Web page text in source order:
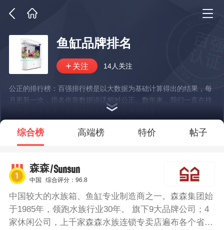
鱼缸品牌排名
14人关注
公正的排行榜：百强排行榜是以大数据为基础计算得出的结果，每
月更新一次，排名依靠数据说话相对公正。数年来，我们一直在持
续优化升级算法，排名结果也会变得越来越精准！
*说明：仅展示部分数据
综合榜 高端榜 特价 帖子
森森/Sunsun
中国 综合评分：96.8
中国较大的水族箱、鱼缸专业制造商之一。森森集团始
于1985年，领跑水族行业30年。 旗下9大品牌公司；4
家休闲公司，上千家森森水族连锁专卖店遍布各个省